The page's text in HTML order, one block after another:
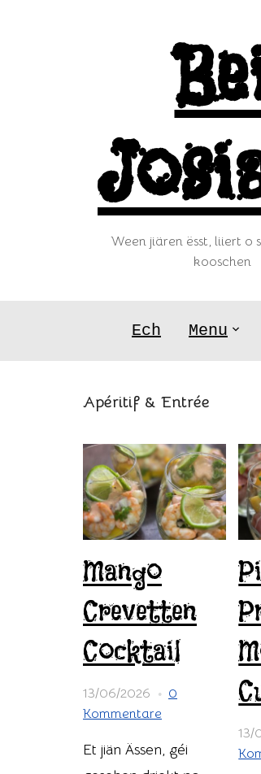
Ween jiären ësst, liiert o
kooschen
Ech Menu
Apéritif & Entrée
Mango
Crevetten
Cocktail
13/06/2026
0
Kommentare
Et jiän Ässen, géi
13/